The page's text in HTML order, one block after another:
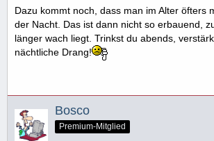
Dazu kommt noch, dass man im Alter öfters
der Nacht. Das ist dann nicht so erbauend,
länger wach liegt. Trinkst du abends,
nächtliche Drang!
Bosco
Premium-Mitglied